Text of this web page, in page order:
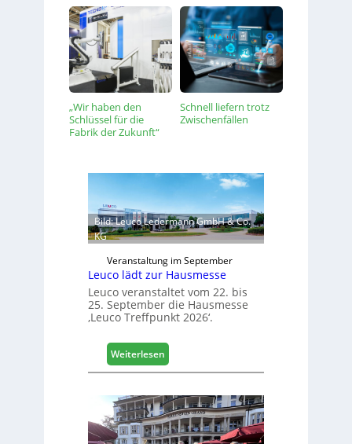
„Wir haben den
Schlüssel für die
Fabrik der Zukunft“
Schnell liefern trotz
Zwischenfällen
Bild: Leuco Ledermann GmbH & Co.
KG
Veranstaltung im September
Leuco lädt zur Hausmesse
Leuco veranstaltet vom 22. bis
25. September die Hausmesse
‚Leuco Treffpunkt 2026‘.
Weiterlesen:
L
u
c
o